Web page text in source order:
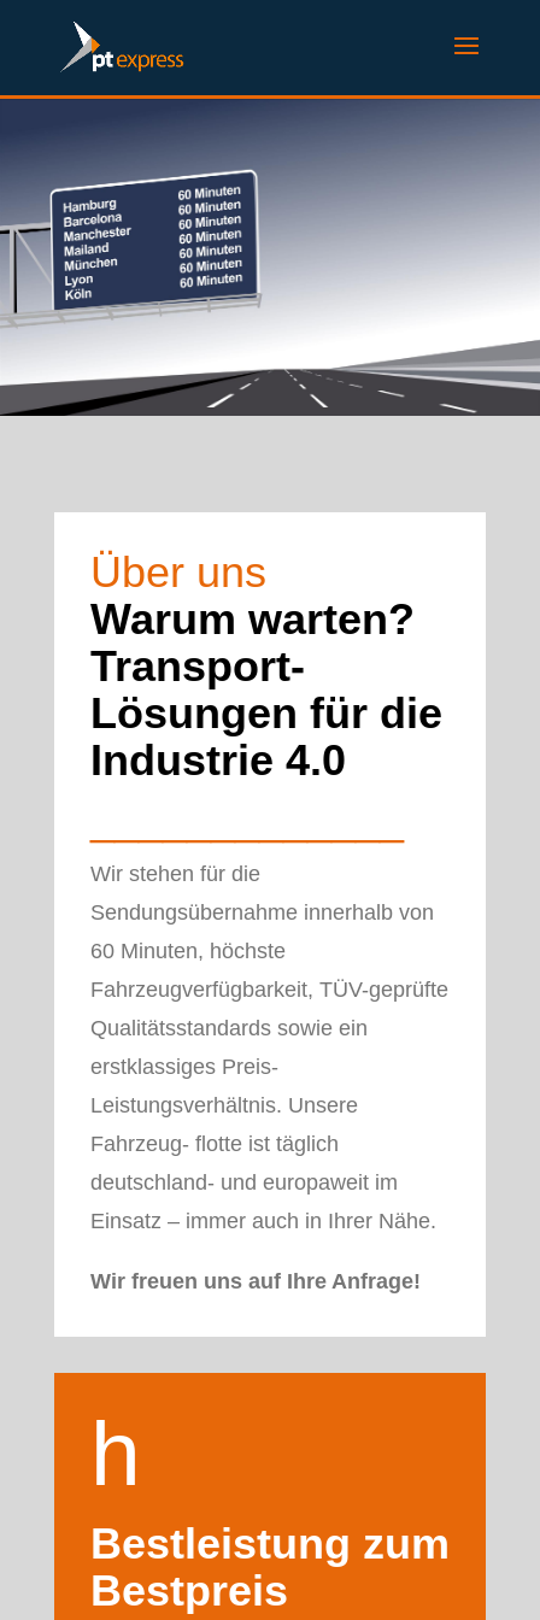
Über uns
Warum warten?
Transport-
Lösungen für die
Industrie 4.0
Wir stehen für die
Sendungsübernahme innerhalb von
60 Minuten, höchste
Fahrzeugverfügbarkeit, TÜV-geprüfte
Qualitätsstandards sowie ein
erstklassiges Preis-
Leistungsverhältnis. Unsere
Fahrzeug- flotte ist täglich
deutschland- und europaweit im
Einsatz – immer auch in Ihrer Nähe.
Wir freuen uns auf Ihre Anfrage!
h
a
Bestleistung zum
Bestpreis